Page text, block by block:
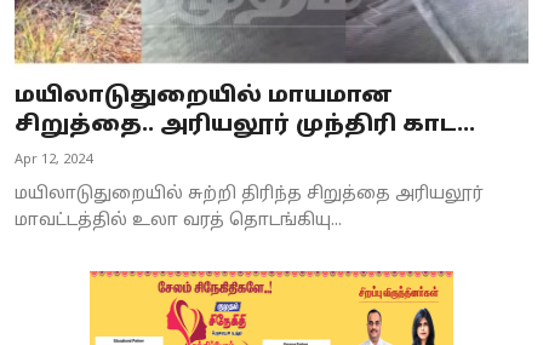
மயிலாடுதுறையில் மாயமான
சிறுத்தை.. அரியலூர் முந்திரி காட...
Apr 12, 2024
மயிலாடுதுறையில் சுற்றி திரிந்த சிறுத்தை அரியலூர்
மாவட்டத்தில் உலா வரத் தொடங்கியு...